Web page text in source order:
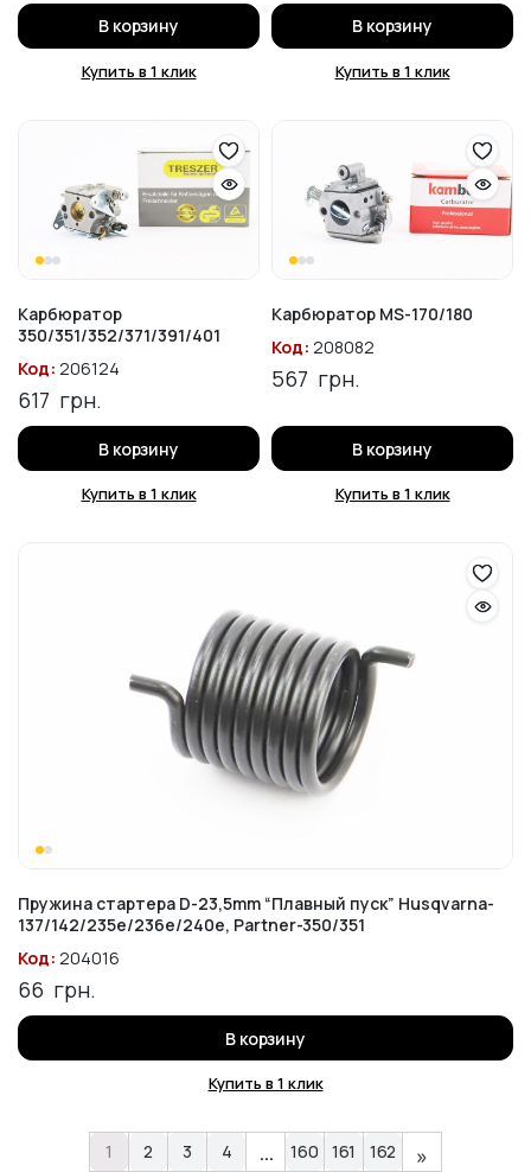
В корзину
Купить в 1 клик
В корзину
Купить в 1 клик
Карбюратор
350/351/352/371/391/401
Код: 206124
617 грн.
В корзину
Купить в 1 клик
Карбюратор MS-170/180
Код: 208082
567 грн.
В корзину
Купить в 1 клик
Пружина стартера D-23,5mm “Плавный пуск” Husqvarna-
137/142/235e/236e/240e, Partner-350/351
Код: 204016
66 грн.
В корзину
Купить в 1 клик
1 2 3 4 … 160 161 162 »